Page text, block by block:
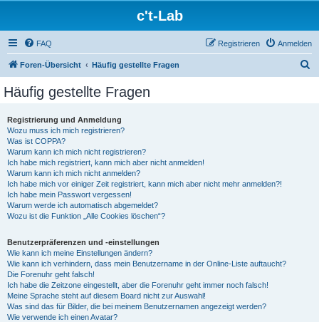
c't-Lab
FAQ Anmelden
Registrieren
Foren-Übersicht Häufig gestellte Fragen
Häufig gestellte Fragen
Registrierung und Anmeldung
Wozu muss ich mich registrieren?
Was ist COPPA?
Warum kann ich mich nicht registrieren?
Ich habe mich registriert, kann mich aber nicht anmelden!
Warum kann ich mich nicht anmelden?
Ich habe mich vor einiger Zeit registriert, kann mich aber nicht mehr anmelden?!
Ich habe mein Passwort vergessen!
Warum werde ich automatisch abgemeldet?
Wozu ist die Funktion „Alle Cookies löschen“?
Benutzerpräferenzen und -einstellungen
Wie kann ich meine Einstellungen ändern?
Wie kann ich verhindern, dass mein Benutzername in der Online-Liste auftaucht?
Die Forenuhr geht falsch!
Ich habe die Zeitzone eingestellt, aber die Forenuhr geht immer noch falsch!
Meine Sprache steht auf diesem Board nicht zur Auswahl!
Was sind das für Bilder, die bei meinem Benutzernamen angezeigt werden?
Wie verwende ich einen Avatar?